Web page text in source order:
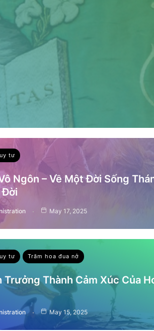
tư
Ngôn – Về Một Đời Sống
Đời
May 17, 2025
tư Trăm hoa đua nở
Trưởng Thành Cảm Xúc Của
May 15, 2025